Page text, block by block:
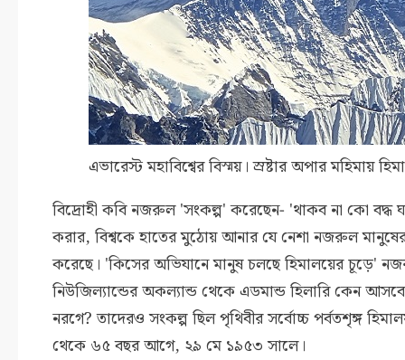
এভারেস্ট মহাবিশ্বের বিস্ময়। স্রষ্টার অপার মহিমায়
বিদ্রোহী কবি নজরুল 'সংকল্প' করেছেন- 'থাকব না কো
করার, বিশ্বকে হাতের মুঠোয় আনার যে নেশা নজরুল
করেছে। 'কিসের অভিযানে মানুষ চলছে হিমালয়ের চূড়ে'
নিউজিল্যান্ডের অকল্যান্ড থেকে এডমান্ড হিলারি কেন
নরগে? তাদেরও সংকল্প ছিল পৃথিবীর সর্বোচ্চ পর্বতশৃঙ্গ
থেকে ৬৫ বছর আগে, ২৯ মে ১৯৫৩ সালে।